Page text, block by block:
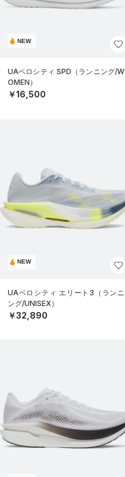
NEW
UAベロシティ SPD（ランニング/W
OMEN）
￥16,500
NEW
UAベロシティ エリート3（ランニ
ング/UNISEX）
￥32,890